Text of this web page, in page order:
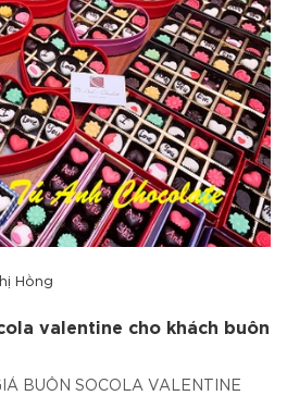
Hồng
valentine cho khách buôn
SOCOLA VALENTINE